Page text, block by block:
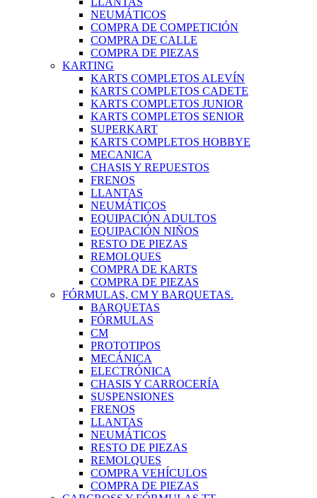
NEUMÁTICOS
COMPRA DE COMPETICIÓN
COMPRA DE CALLE
COMPRA DE PIEZAS
KARTING
KARTS COMPLETOS ALEVÍN
KARTS COMPLETOS CADETE
KARTS COMPLETOS JUNIOR
KARTS COMPLETOS SENIOR
SUPERKART
KARTS COMPLETOS HOBBYE
MECANICA
CHASIS Y REPUESTOS
FRENOS
LLANTAS
NEUMÁTICOS
EQUIPACIÓN ADULTOS
EQUIPACIÓN NIÑOS
RESTO DE PIEZAS
REMOLQUES
COMPRA DE KARTS
COMPRA DE PIEZAS
FÓRMULAS, CM Y BARQUETAS.
BARQUETAS
FÓRMULAS
CM
PROTOTIPOS
MECÁNICA
ELECTRÓNICA
CHASIS Y CARROCERÍA
SUSPENSIONES
FRENOS
LLANTAS
NEUMÁTICOS
RESTO DE PIEZAS
REMOLQUES
COMPRA VEHÍCULOS
COMPRA DE PIEZAS